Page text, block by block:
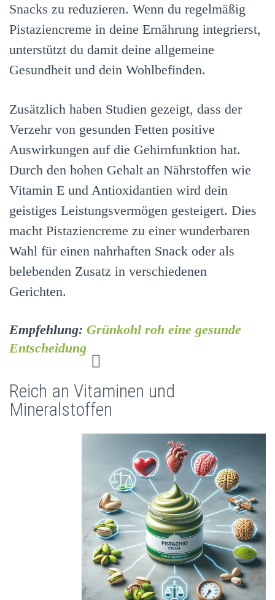
Snacks zu reduzieren. Wenn du regelmäßig
Pistaziencreme in deine Ernährung integrierst,
unterstützt du damit deine allgemeine
Gesundheit und dein Wohlbefinden.
Zusätzlich haben Studien gezeigt, dass der
Verzehr von gesunden Fetten positive
Auswirkungen auf die Gehirnfunktion hat.
Durch den hohen Gehalt an Nährstoffen wie
Vitamin E und Antioxidantien wird dein
geistiges Leistungsvermögen gesteigert. Dies
macht Pistaziencreme zu einer wunderbaren
Wahl für einen nahrhaften Snack oder als
belebenden Zusatz in verschiedenen
Gerichten.
Empfehlung: Grünkohl roh eine gesunde
Entscheidung
Reich an Vitaminen und
Mineralstoffen